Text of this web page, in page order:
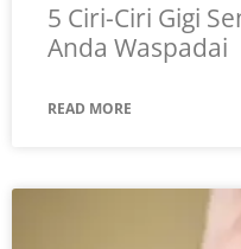
5 Ciri-Ciri Gigi
Anda Waspadai
READ MORE